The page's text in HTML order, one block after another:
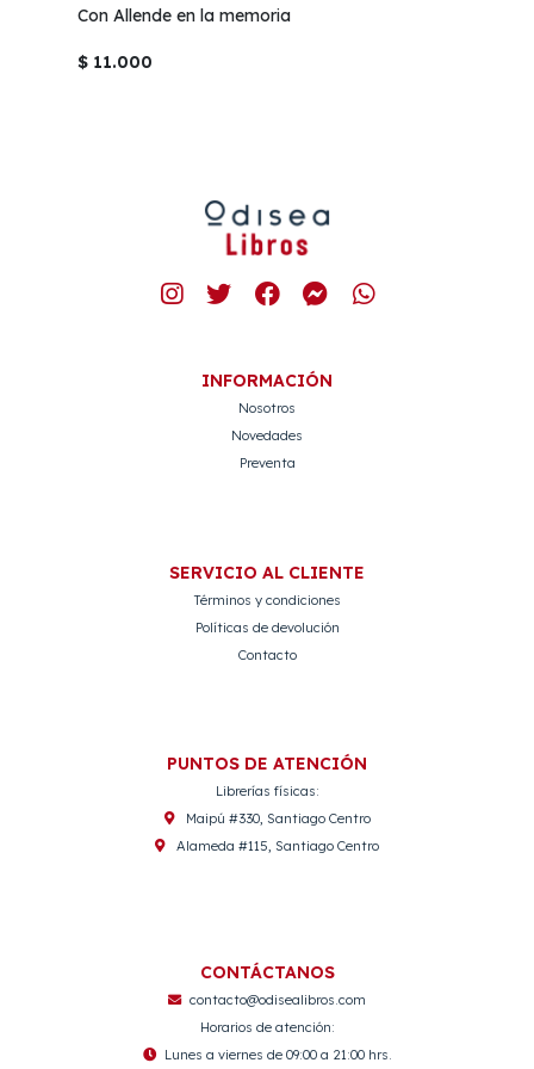
Con Allende en la memoria
$ 11.000
INFORMACIÓN
Nosotros
Novedades
Preventa
SERVICIO AL CLIENTE
Términos y condiciones
Políticas de devolución
Contacto
PUNTOS DE ATENCIÓN
Librerías físicas:
Maipú #330, Santiago Centro
Alameda #115, Santiago Centro
CONTÁCTANOS
contacto@odisealibros.com
Horarios de atención:
Lunes a viernes de 09:00 a 21:00 hrs.